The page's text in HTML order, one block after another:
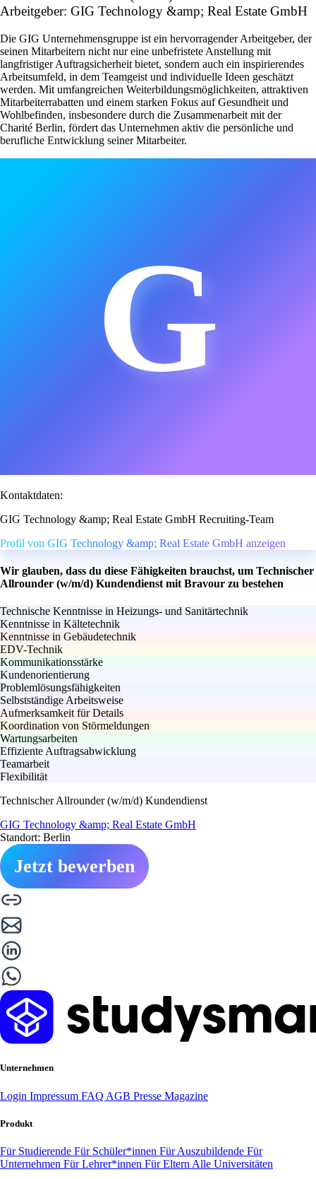
Arbeitgeber: GIG Technology &amp; Real Estate GmbH
Die GIG Unternehmensgruppe ist ein hervorragender Arbeitgeber, der
seinen Mitarbeitern nicht nur eine unbefristete Anstellung mit
langfristiger Auftragsicherheit bietet, sondern auch ein inspirierendes
Arbeitsumfeld, in dem Teamgeist und individuelle Ideen geschätzt
werden. Mit umfangreichen Weiterbildungsmöglichkeiten, attraktiven
Mitarbeiterrabatten und einem starken Fokus auf Gesundheit und
Wohlbefinden, insbesondere durch die Zusammenarbeit mit der
Charité Berlin, fördert das Unternehmen aktiv die persönliche und
berufliche Entwicklung seiner Mitarbeiter.
G
Kontaktdaten:
GIG Technology &amp; Real Estate GmbH Recruiting-Team
Profil von GIG Technology &amp; Real Estate GmbH anzeigen
Wir glauben, dass du diese Fähigkeiten brauchst, um Technischer
Allrounder (w/m/d) Kundendienst mit Bravour zu bestehen
Technische Kenntnisse in Heizungs- und Sanitärtechnik
Kenntnisse in Kältetechnik
Kenntnisse in Gebäudetechnik
EDV-Technik
Kommunikationsstärke
Kundenorientierung
Problemlösungsfähigkeiten
Selbstständige Arbeitsweise
Aufmerksamkeit für Details
Koordination von Störmeldungen
Wartungsarbeiten
Effiziente Auftragsabwicklung
Teamarbeit
Flexibilität
Technischer Allrounder (w/m/d) Kundendienst
GIG Technology &amp; Real Estate GmbH
Standort: Berlin
Jetzt bewerben
Unternehmen
Login Impressum FAQ AGB Presse Magazine
Produkt
Für Studierende Für Schüler*innen Für Auszubildende Für
Unternehmen Für Lehrer*innen Für Eltern Alle Universitäten